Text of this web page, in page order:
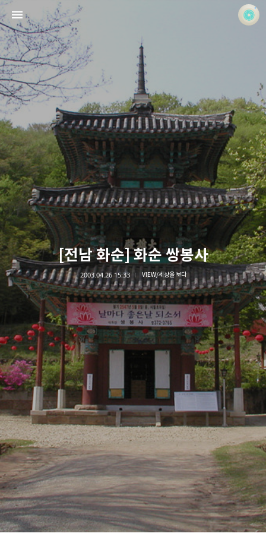
[전남 화순] 화순 쌍봉사
2003.04.26 15:33 VIEW/세상을 보다
사진 속의 또 다른 나